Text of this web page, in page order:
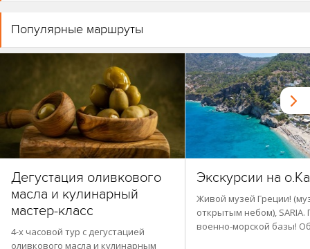
Популярные маршруты
Дегустация оливкового
масла и кулинарный
мастер-класс
4-х часовой тур с дегустацией
оливкового масла и кулинарным
Экскурсии на
Живой музей Греции!
открытым небом),
военно-морской базы!